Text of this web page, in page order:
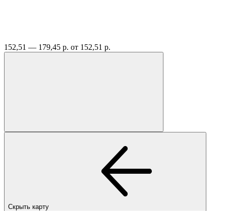
152,51 — 179,45 р. от 152,51 р.
Скрыть карту